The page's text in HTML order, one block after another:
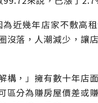
近幾年店家不敷高
落，人潮減少，讓
構，」擁有數十年店
區分為賺房屋價差或